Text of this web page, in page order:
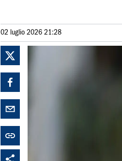
02 luglio 2026 21:28